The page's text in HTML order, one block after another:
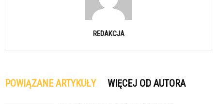
REDAKCJA
POWIĄZANE ARTYKUŁY WIĘCEJ OD AUTORA